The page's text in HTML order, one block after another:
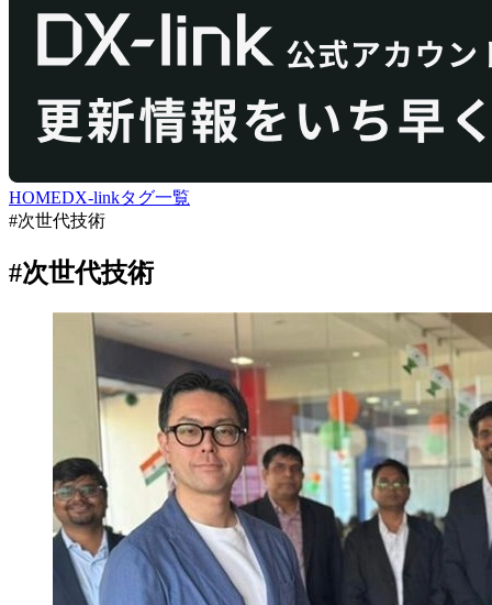
HOMEDX-linkタグ一覧
#次世代技術
#次世代技術